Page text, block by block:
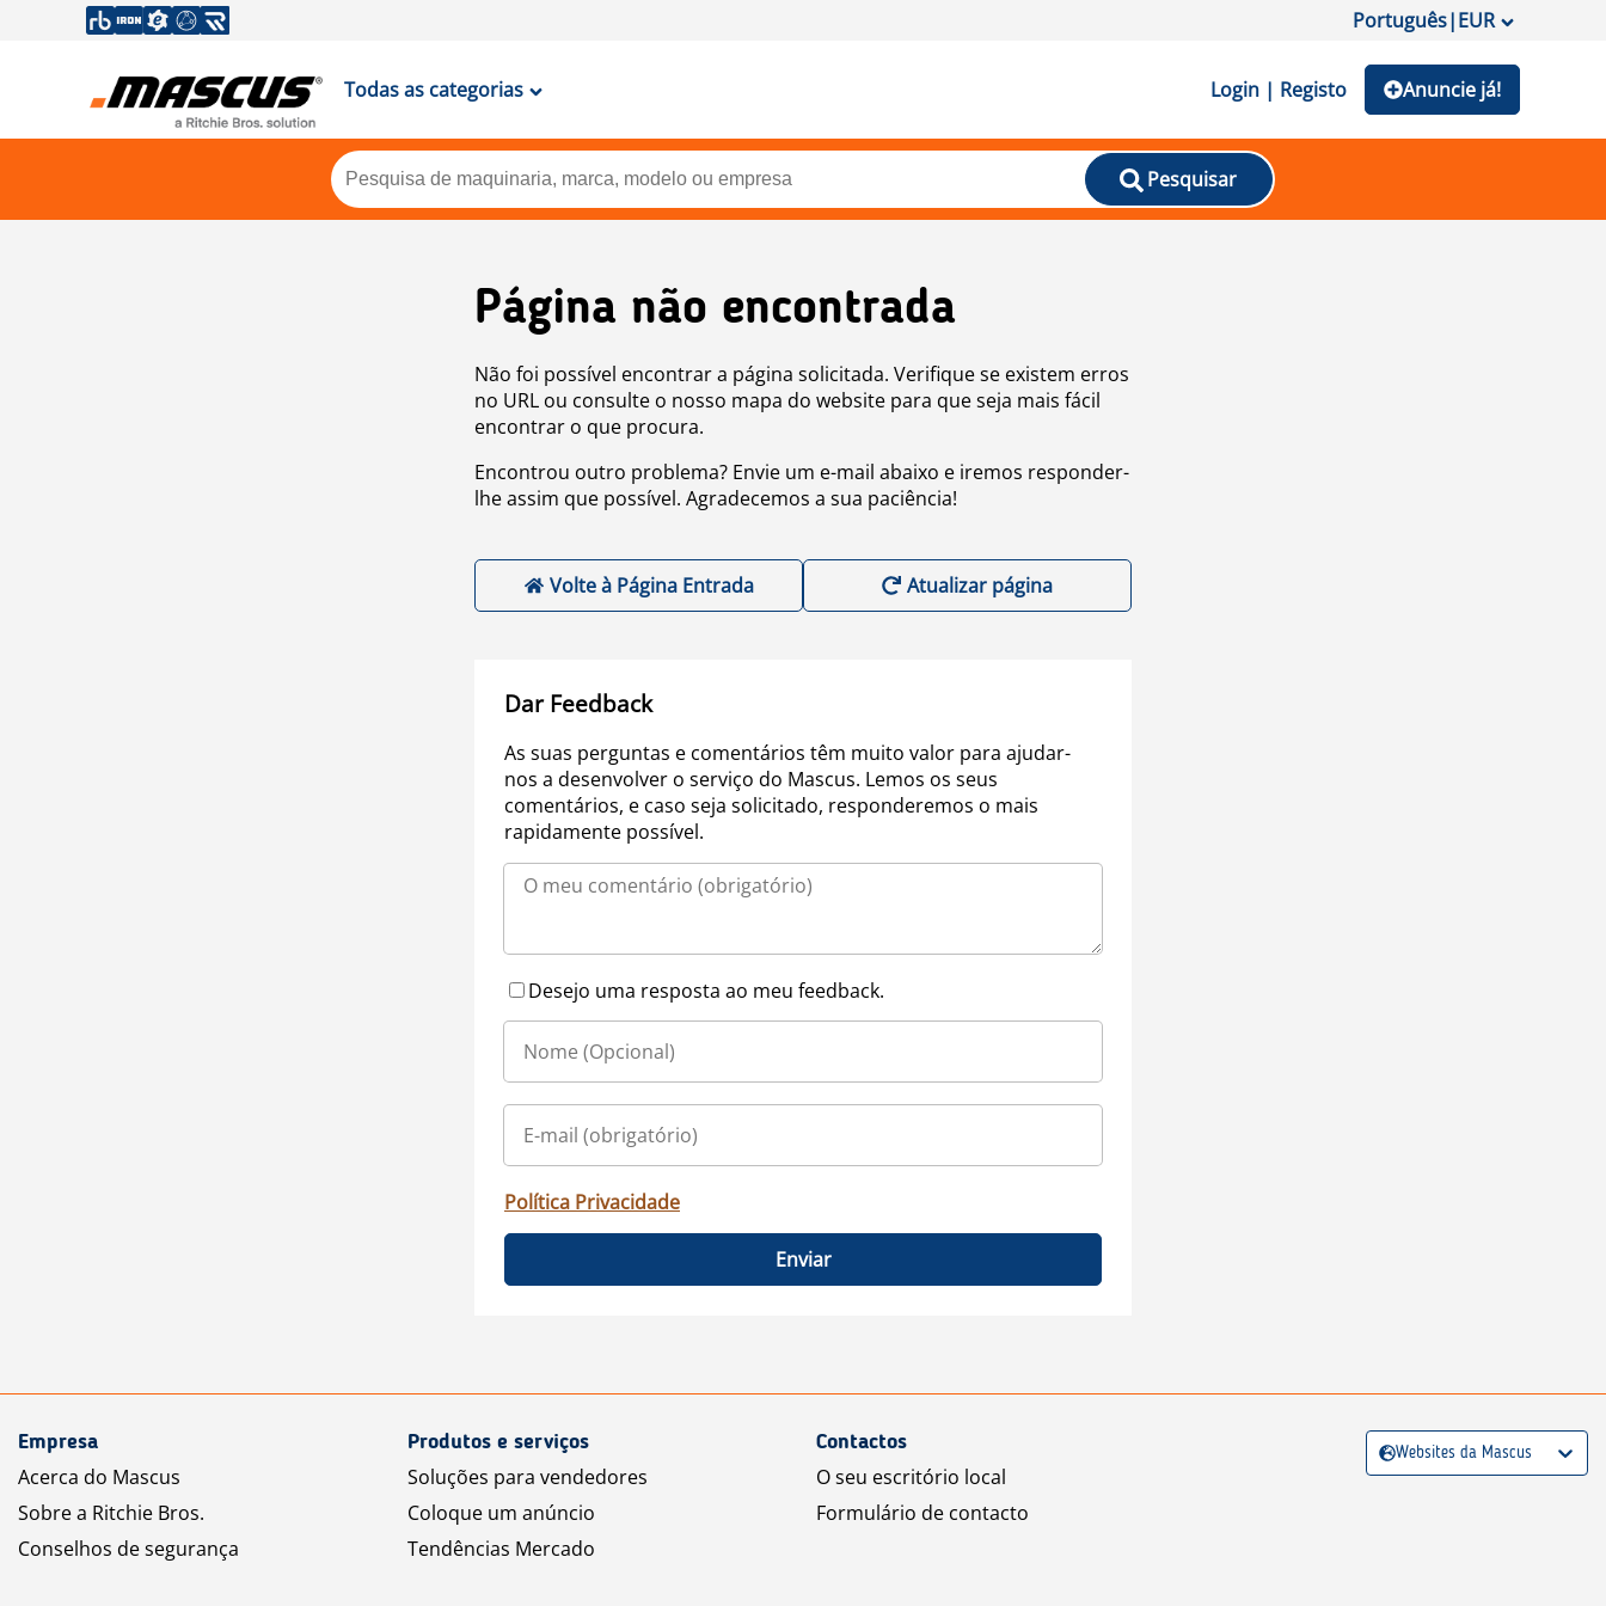
Português|EUR
Todas as categorias Login | Registo Anuncie já!
Pesquisar
Página não encontrada
Não foi possível encontrar a página solicitada. Verifique se existem erros
no URL ou consulte o nosso mapa do website para que seja mais fácil
encontrar o que procura.
Encontrou outro problema? Envie um e-mail abaixo e iremos responder-
lhe assim que possível. Agradecemos a sua paciência!
Volte à Página Entrada Atualizar página
Dar Feedback
As suas perguntas e comentários têm muito valor para ajudar-
nos a desenvolver o serviço do Mascus. Lemos os seus
comentários, e caso seja solicitado, responderemos o mais
rapidamente possível.
Desejo uma resposta ao meu feedback.
Política Privacidade
Enviar
Empresa
Acerca do Mascus
Sobre a Ritchie Bros.
Conselhos de segurança
Produtos e serviços
Soluções para vendedores
Coloque um anúncio
Tendências Mercado
Contactos
O seu escritório local
Formulário de contacto
Websites da Mascus